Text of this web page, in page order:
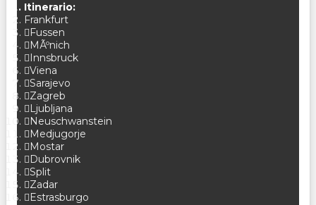
Itinerario:
Frankfurt
Fussen
MÃºnich
Innsbruck
Viena
Sarajevo
Zagreb
Ljubljana
Neuschwanstein
Medjugorje
Mostar
Dubrovnik
Split
Zadar
Estrasburgo